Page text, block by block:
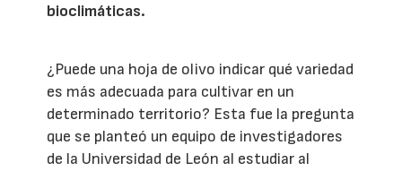
bioclimáticas.
¿Puede una hoja de olivo indicar qué variedad
es más adecuada para cultivar en un
determinado territorio? Esta fue la pregunta
que se planteó un equipo de investigadores
de la Universidad de León al estudiar al